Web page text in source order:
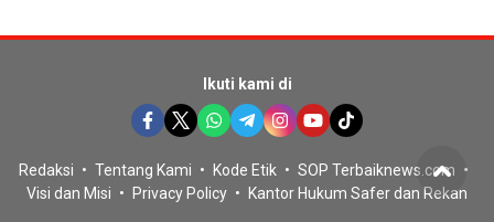
Ikuti kami di
Redaksi Tentang Kami Kode Etik
SOP Terbaiknews.com
Visi dan Misi
Privacy Policy Kantor Hukum Safer dan Rekan